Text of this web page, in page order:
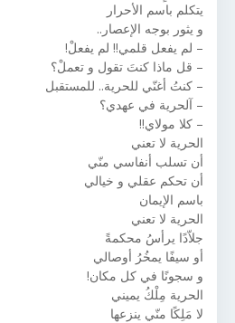
يتكلم باسم الأحرار
و يثور بوجه الإعصار..
– لم يفعل قلمي!! لم يفعلْ!
– قل ماذا كنتَ تقول و تعملْ؟
– كنتُ أغنّي للحرية.. للمستقبل
– آلحرية في عهدي؟
– كلا مولاي!!
الحرية لا تعني
أن تسلب أنفاسي منّي
أن تحكم عقلي و خيالي
باسم الإيمان
الحرية لا تعني
جلاّدًا يرأسُ محكمةً
أو سيفًا يمخُرُ أوصالي
و سجونًا في كل مكان!
الحرية مِلْكُ يميني
لا مَلِكًا منّي ينزعها